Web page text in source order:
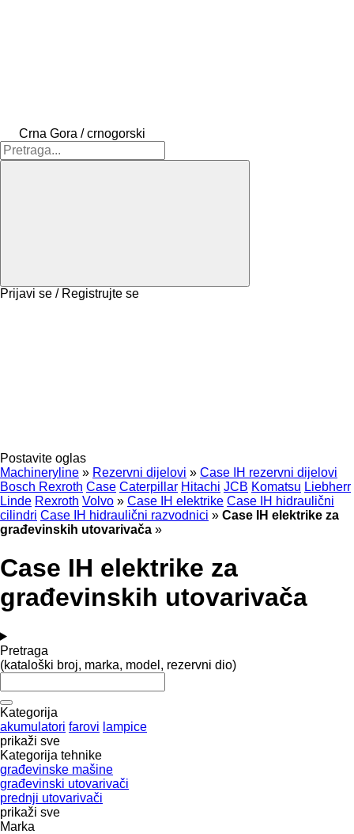
Crna Gora / crnogorski
Prijavi se / Registrujte se
Postavite oglas
Machineryline » Rezervni dijelovi » Case IH rezervni dijelovi
Bosch Rexroth Case Caterpillar Hitachi JCB Komatsu Liebherr
Linde Rexroth Volvo » Case IH elektrike Case IH hidraulični
cilindri Case IH hidraulični razvodnici » Case IH elektrike za
građevinskih utovarivača »
Case IH elektrike za
građevinskih utovarivača
Pretraga
(kataloški broj, marka, model, rezervni dio)
Kategorija
akumulatori farovi lampice
prikaži sve
Kategorija tehnike
građevinske mašine
građevinski utovarivači
prednji utovarivači
prikaži sve
Marka